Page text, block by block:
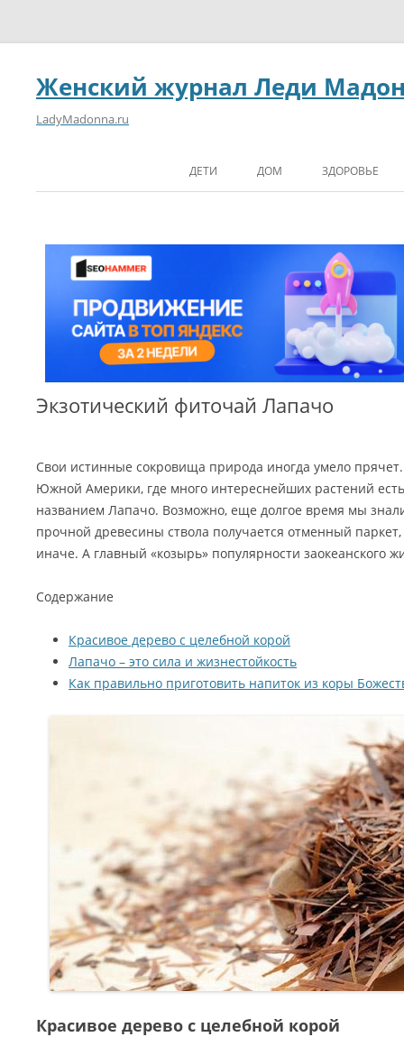
Женский журнал Леди
LadyMadonna.ru
ДЕТИ ДОМ ЗДОРОВЬЕ
Экзотический фиточай Лапачо
Свои истинные сокровища природа иногда умело
Южной Америки, где много интереснейших растений
названием Лапачо. Возможно, еще долгое время мы
прочной древесины ствола получается отменный
иначе. А главный «козырь» популярности заокеанского
Содержание
Красивое дерево с целебной корой
Лапачо – это сила и жизнестойкость
Как правильно приготовить напиток из коры
Красивое дерево с целебной корой